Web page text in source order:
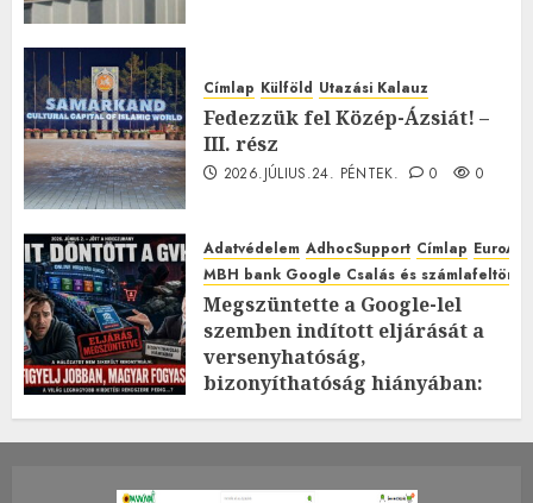
Címlap Külföld Utazási Kalauz
Fedezzük fel Közép-Ázsiát! –
III. rész
2026.JÚLIUS.24. PÉNTEK. 0 0
Adatvédelem AdhocSupport Címlap
MBH bank Google Csalás és
Megszüntette a Google-lel
szemben indított eljárását a
versenyhatóság,
bizonyíthatóság hiányában:
2026.JÚLIUS.23. CSÜTÖRTÖK.
0